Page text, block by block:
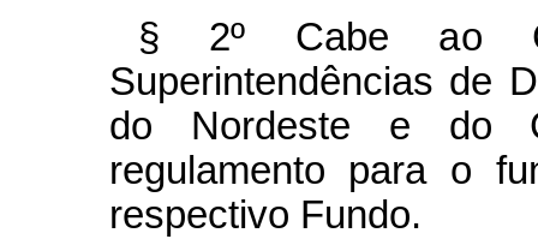
§ 2º Cabe ao
Superintendências de
do Nordeste e do
regulamento para o
respectivo Fundo.